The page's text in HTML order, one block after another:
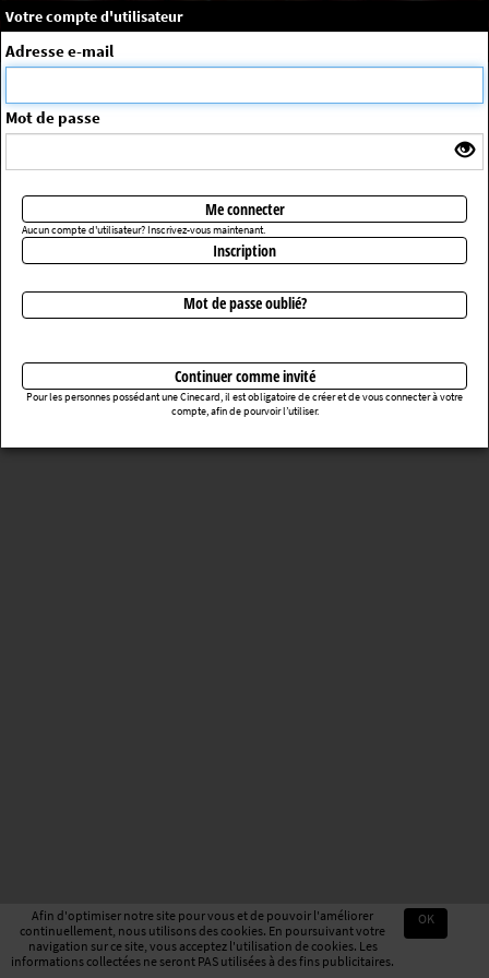
Afin d'optimiser notre site pour vous et de pouvoir l'améliorer
continuellement, nous utilisons des cookies. En poursuivant votre
navigation sur ce site, vous acceptez l'utilisation de cookies. Les
informations collectées ne seront PAS utilisées à des fins publicitaires.
OK
Message système
La séance choisie n'a pas été trouvée
Votre compte d'utilisateur
Adresse e-mail
Mot de passe
Me connecter
Aucun compte d'utilisateur? Inscrivez-vous maintenant.
Inscription
Mot de passe oublié?
Continuer comme invité
Pour les personnes possédant une Cinecard, il est obligatoire de créer et de vous connecter à votre
compte, afin de pourvoir l’utiliser.